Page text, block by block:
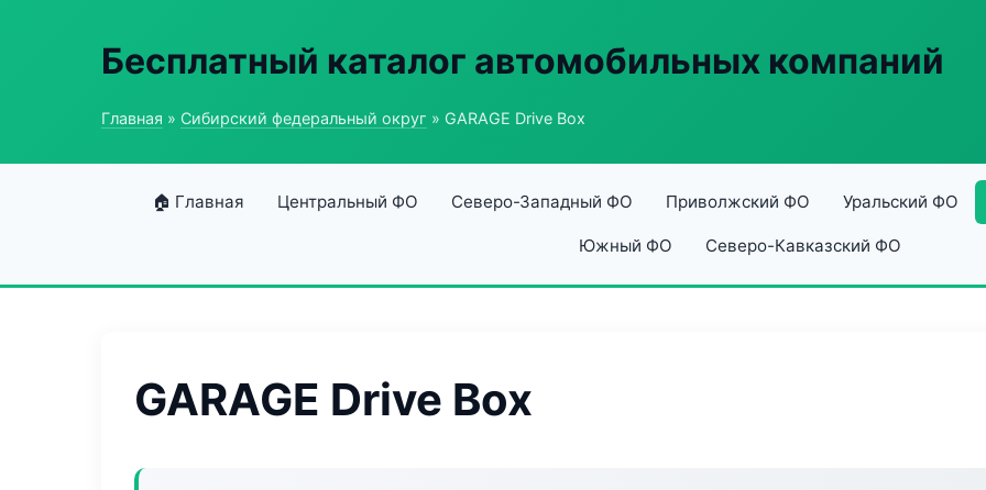
Бесплатный каталог автомобильных компаний
Главная » Сибирский федеральный округ » GARAGE Drive Box
🏠 Главная Центральный ФО Северо-Западный ФО Приволжский ФО Уральский ФО
Южный ФО Северо-Кавказский ФО
GARAGE Drive Box